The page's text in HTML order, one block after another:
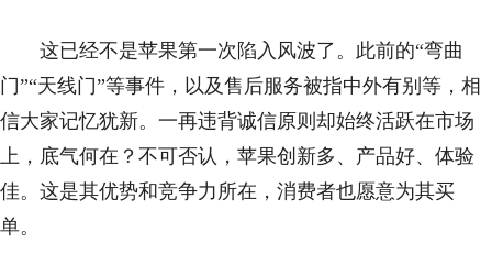
这已经不是苹果第一次陷入风波了。此前的“弯曲
门”“天线门”等事件，以及售后服务被指中外有别等，相
信大家记忆犹新。一再违背诚信原则却始终活跃在市场
上，底气何在？不可否认，苹果创新多、产品好、体验
佳。这是其优势和竞争力所在，消费者也愿意为其买
单。